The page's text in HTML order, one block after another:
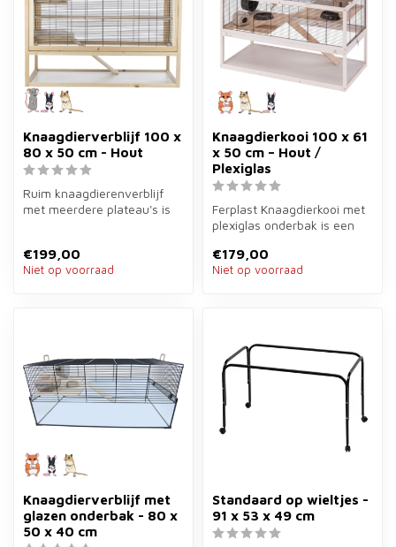
Knaagdierverblijf 100 x
80 x 50 cm - Hout
Ruim knaagdierenverblijf
met meerdere plateau's is
€199,00
Niet op voorraad
Knaagdierkooi 100 x 61
x 50 cm – Hout /
Plexiglas
Ferplast Knaagdierkooi met
plexiglas onderbak is een
100×61×50...
€179,00
Niet op voorraad
Knaagdierverblijf met
glazen onderbak - 80 x
50 x 40 cm
Standaard op wieltjes -
91 x 53 x 49 cm